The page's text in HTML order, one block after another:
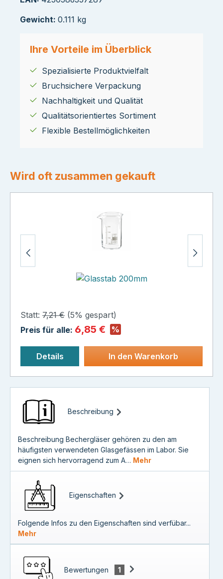
Gewicht: 0.111 kg
Ihre Vorteile im Überblick
Spezialisierte Produktvielfalt
Bruchsichere Verpackung
Nachhaltigkeit und Qualität
Qualitätsorientiertes Sortiment
Flexible Bestellmöglichkeiten
Wird oft zusammen gekauft
Statt: 7,21 € (5% gespart)
Preis für alle: 6,85 € %
Details In den Warenkorb
Beschreibung
Beschreibung Bechergläser gehören zu den am
häufigsten verwendeten Glasgefässen im Labor. Sie
eignen sich hervorragend zum A… Mehr
Eigenschaften
Folgende Infos zu den Eigenschaften sind verfübar...
Mehr
Bewertungen 1